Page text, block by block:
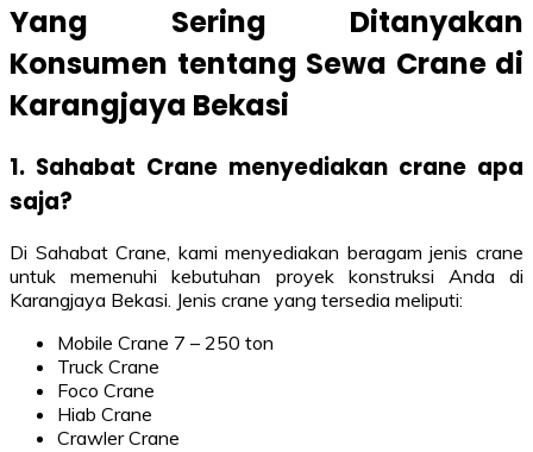
Yang Sering Ditanyakan
Konsumen tentang Sewa Crane di
Karangjaya Bekasi
1. Sahabat Crane menyediakan crane apa
saja?
Di Sahabat Crane, kami menyediakan beragam jenis crane
untuk memenuhi kebutuhan proyek konstruksi Anda di
Karangjaya Bekasi. Jenis crane yang tersedia meliputi:
Mobile Crane 7 – 250 ton
Truck Crane
Foco Crane
Hiab Crane
Crawler Crane